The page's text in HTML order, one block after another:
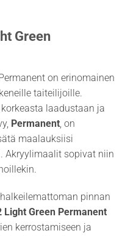
Green
on erinomainen
taiteilijoille.
laadustaan ja
Permanent , on
maalauksiisi
Akryylimaalit sopivat niin
pinnan
Light Green Permanent
kerrostamiseen ja